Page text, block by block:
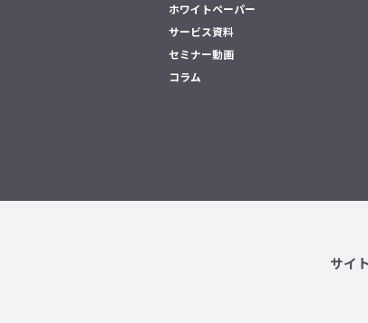
ホワイトペーパー
サービス資料
セミナー動画
コラム
サイ